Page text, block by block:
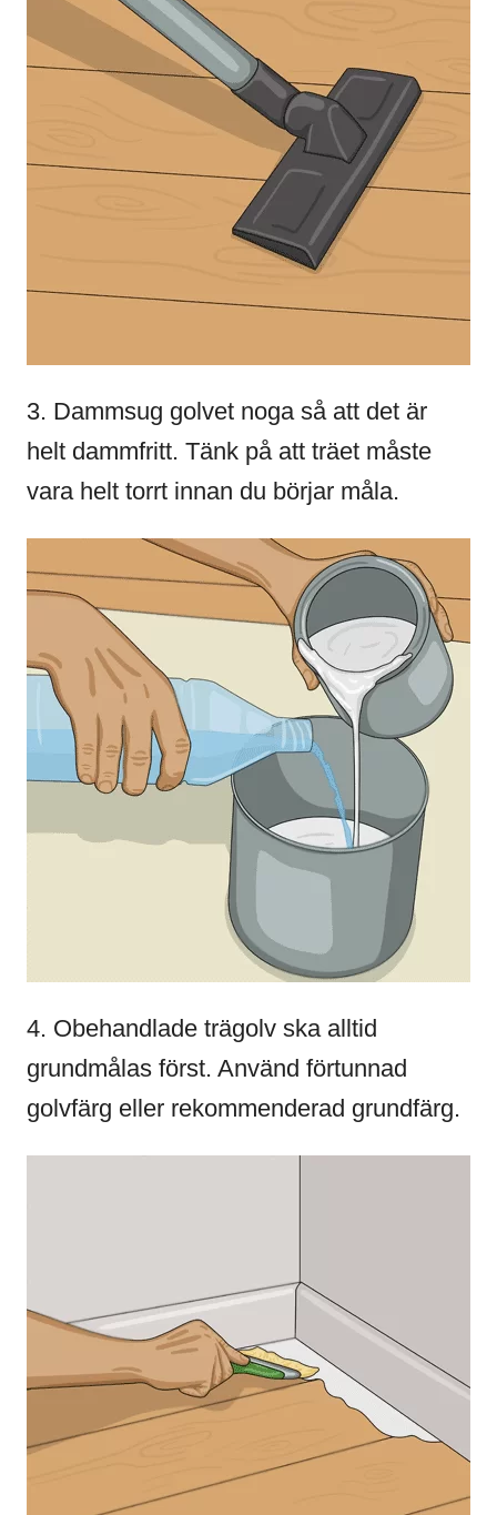
3. Dammsug golvet noga så att det är
helt dammfritt. Tänk på att träet måste
vara helt torrt innan du börjar måla.
4. Obehandlade trägolv ska alltid
grundmålas först. Använd förtunnad
golvfärg eller rekommenderad grundfärg.